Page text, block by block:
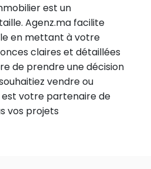
est un
Agenz.ma facilite
en mettant à votre
claires et détaillées
de prendre une décision
vendre ou
votre partenaire de
vos projets